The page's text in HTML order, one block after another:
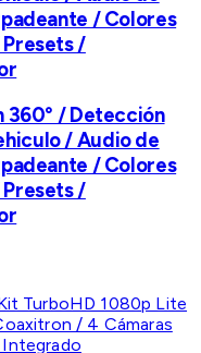
/ Colores
/
360° / Detección
/ Audio de
/ Colores
/